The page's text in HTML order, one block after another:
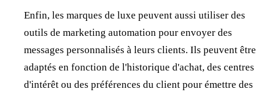
Enfin, les marques de luxe peuvent aussi utiliser des
outils de marketing automation pour envoyer des
messages personnalisés à leurs clients. Ils peuvent être
adaptés en fonction de l'historique d'achat, des centres
d'intérêt ou des préférences du client pour émettre des